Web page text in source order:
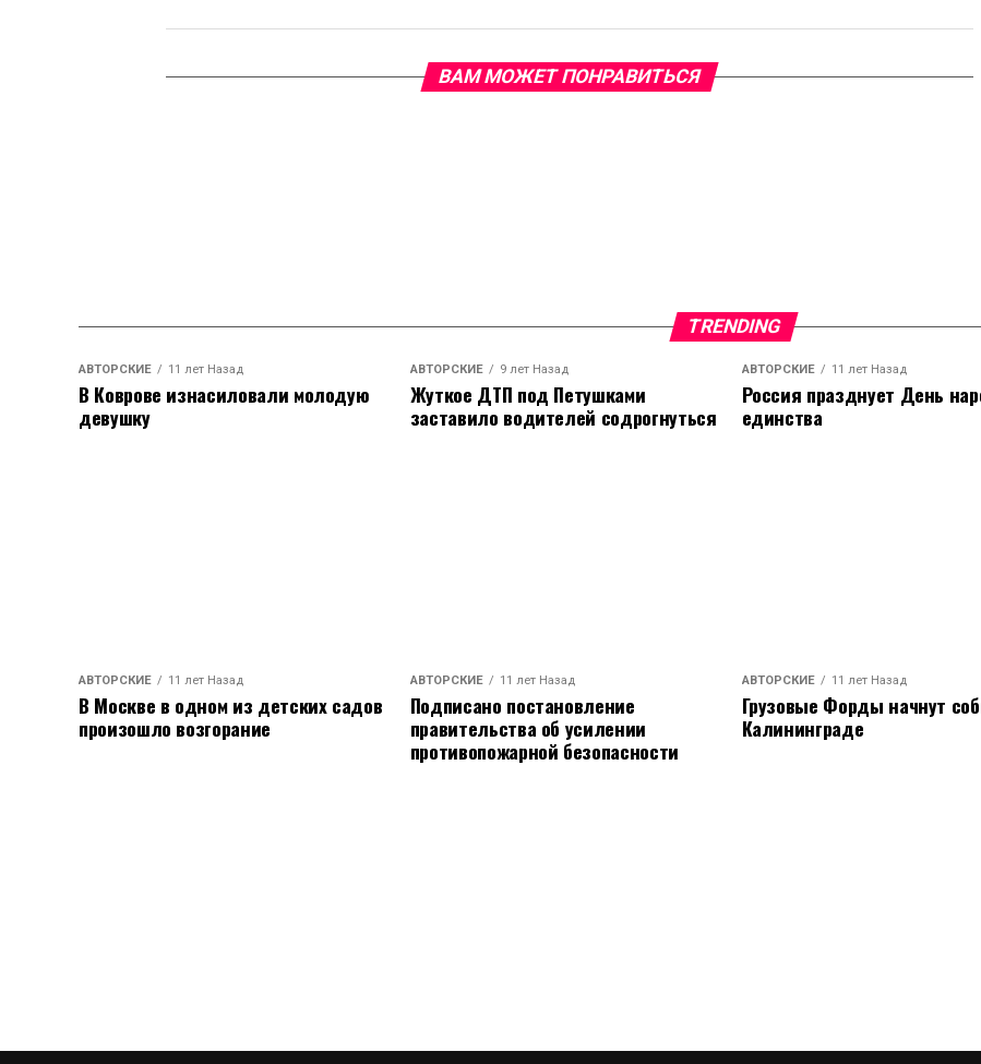
ВАМ МОЖЕТ ПОНРАВИТЬСЯ
TRENDING
АВТОРСКИЕ 11 лет Назад
В Коврове изнасиловали молодую
девушку
АВТОРСКИЕ 9 лет Назад
Жуткое ДТП под Петушками
заставило водителей содрогнуться
АВТОРСКИЕ 11 лет Назад
Россия празднует День
единства
АВТОРСКИЕ 11 лет Назад
В Москве в одном из детских садов
произошло возгорание
АВТОРСКИЕ 11 лет Назад
Подписано постановление
правительства об усилении
противопожарной безопасности
АВТОРСКИЕ 11 лет Назад
Грузовые Форды начнут
Калининграде